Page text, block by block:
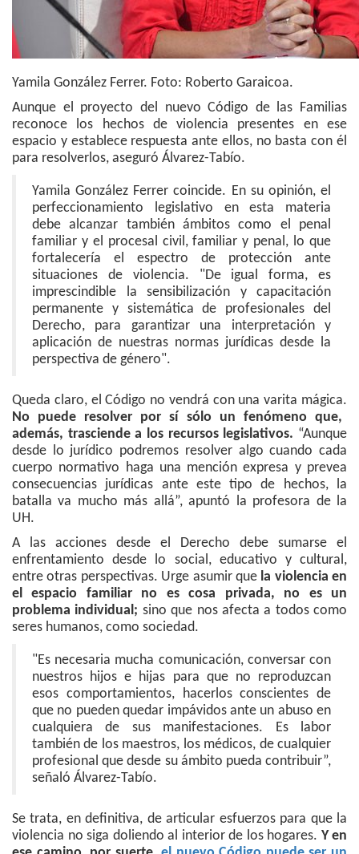
Yamila González Ferrer. Foto: Roberto Garaicoa.
Aunque el proyecto del nuevo Código de las Familias
reconoce los hechos de violencia presentes en ese
espacio y establece respuesta ante ellos, no basta con él
para resolverlos, aseguró Álvarez-Tabío.
Yamila González Ferrer coincide. En su opinión, el
perfeccionamiento legislativo en esta materia
debe alcanzar también ámbitos como el penal
familiar y el procesal civil, familiar y penal, lo que
fortalecería el espectro de protección ante
situaciones de violencia. "De igual forma, es
imprescindible la sensibilización y capacitación
permanente y sistemática de profesionales del
Derecho, para garantizar una interpretación y
aplicación de nuestras normas jurídicas desde la
perspectiva de género".
Queda claro, el Código no vendrá con una varita mágica.
No puede resolver por sí sólo un fenómeno que,
además, trasciende a los recursos legislativos. “Aunque
desde lo jurídico podremos resolver algo cuando cada
cuerpo normativo haga una mención expresa y prevea
consecuencias jurídicas ante este tipo de hechos, la
batalla va mucho más allá”, apuntó la profesora de la
UH.
A las acciones desde el Derecho debe sumarse el
enfrentamiento desde lo social, educativo y cultural,
entre otras perspectivas. Urge asumir que la violencia en
el espacio familiar no es cosa privada, no es un
problema individual; sino que nos afecta a todos como
seres humanos, como sociedad.
"Es necesaria mucha comunicación, conversar con
nuestros hijos e hijas para que no reproduzcan
esos comportamientos, hacerlos conscientes de
que no pueden quedar impávidos ante un abuso en
cualquiera de sus manifestaciones. Es labor
también de los maestros, los médicos, de cualquier
profesional que desde su ámbito pueda contribuir”,
señaló Álvarez-Tabío.
Se trata, en definitiva, de articular esfuerzos para que la
violencia no siga doliendo al interior de los hogares. Y en